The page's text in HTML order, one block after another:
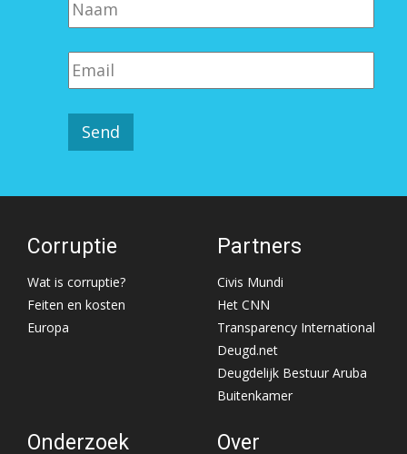
Corruptie
Wat is corruptie?
Feiten en kosten
Europa
Partners
Civis Mundi
Het CNN
Transparency International
Deugd.net
Deugdelijk Bestuur Aruba
Buitenkamer
Onderzoek
Over